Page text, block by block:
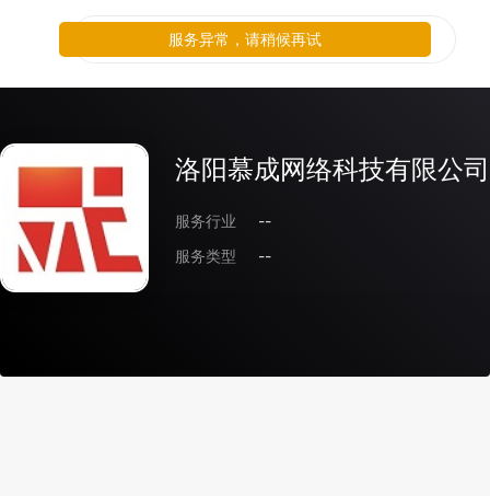
洛阳慕成网络科技有限公司
服务行业
--
服务类型
--
服务异常，请稍候再试